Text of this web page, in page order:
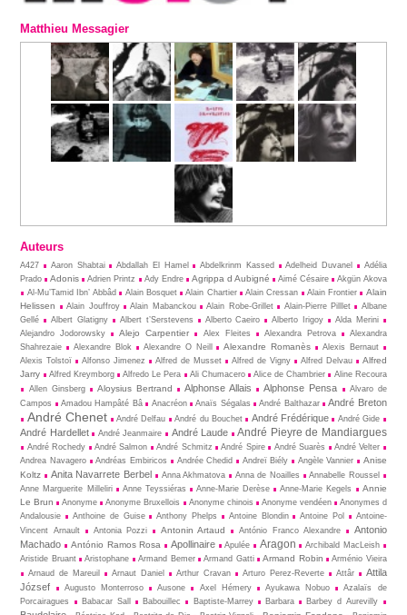
Matthieu Messagier
Auteurs
A427 Aaron Shabtai Abdallah El Hamel Abdelkrinm Kassed Adelheid Duvanel
Adélia
Prado
Adonis Adrien Printz Ady Endre Agrippa d Aubigné Aimé Césaire
Akgün Akova
Al-Mu’Tamid Ibn’ Abbâd
Alain Bosquet Alain Chartier Alain Cressan Alain Frontier
Alain
Helissen
Alain Jouffroy Alain Mabanckou Alain Robe-Grillet Alain-Pierre Pilllet
Albane
Gellé
Albert Glatigny Albert t’Serstevens Alberto Caeiro Alberto Irigoy
Alda Merini
Alejandro Jodorowsky
Alejo Carpentier Alex Fleites Alexandra Petrova
Alexandra
Shahrezaie
Alexandre Blok Alexandre O Neill Alexandre Romanès
Alexis Bernaut
Alexis Tolstoï
Alfonso Jimenez Alfred de Musset Alfred de Vigny Alfred Delvau
Alfred
Jarry
Alfred Kreymborg Alfredo Le Pera Ali Chumacero Alice de Chambrier
Aline Recoura
Allen Ginsberg
Aloysius Bertrand Alphonse Allais Alphonse Pensa
Alvaro de
Campos
Amadou Hampâté Bâ Anacréon Anaïs Ségalas André Balthazar André Breton
André Chenet André Delfau André du Bouchet André Frédérique André Gide
André Hardellet André Jeanmaire André Laude André Pieyre de Mandiargues
André Rochedy André Salmon André Schmitz André Spire André Suarès
André Velter
Andrea Navagero
Andréas Embiricos Andrée Chedid Andreï Biély Angèle Vannier
Anise
Koltz
Anita Navarrete Berbel Anna Akhmatova Anna de Noailles
Annabelle Roussel
Anne Marguerite Milleliri
Anne Teyssiéras Anne-Marie Derèse Anne-Marie Kegels
Annie
Le Brun
Anonyme Anonyme Bruxellois Anonyme chinois Anonyme vendéen
Anonymes d
Andalousie
Anthoine de Guise Anthony Phelps Antoine Blondin Antoine Pol
Antoine-
Vincent Arnault
Antonia Pozzi Antonin Artaud António Franco Alexandre
Antonio
Machado
António Ramos Rosa Apollinaire Apulée Aragon
Archibald MacLeish
Aristide Bruant
Aristophane Armand Bemer Armand Gatti Armand Robin
Arménio Vieira
Arnaud de Mareuil
Arnaut Daniel Arthur Cravan Arturo Perez-Reverte Attâr
Attila
József
Augusto Monterroso Ausone Axel Hémery Ayukawa Nobuo
Azalaïs de
Porcairagues
Babacar Sall Babouillec Baptiste-Marrey Barbara Barbey d Aurevilly